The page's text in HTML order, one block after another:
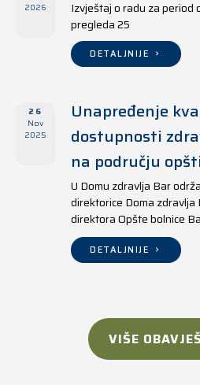
2026
Izvještaj o radu za period
pregleda 25
DETALJNIJE
26
Nov
2025
Unapređenje
dostupnosti
na području
U Domu zdravlja Bar
direktorice Doma zdravlja
direktora Opšte bolnice
direktora Doma zdravlja
DETALJNIJE
VIŠE